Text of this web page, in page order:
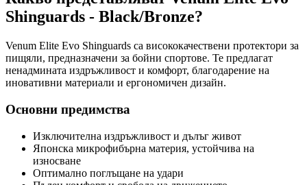
Shinguards - Black/Bronze?
Venum Elite Evo Shinguards са висококачествени протектори за
пищяли, предназначени за бойни спортове. Те предлагат
ненадмината издръжливост и комфорт, благодарение на
иновативни материали и ергономичен дизайн.
Основни предимства
Изключителна издръжливост и дълъг живот
Японска микрофибърна материя, устойчива на
износване
Оптимално поглъщане на удари